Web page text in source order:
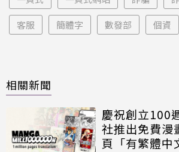
客服 簡體字 數發部 個資
相關新聞
慶祝創立100
社推出免費漫
頁「有繁體中